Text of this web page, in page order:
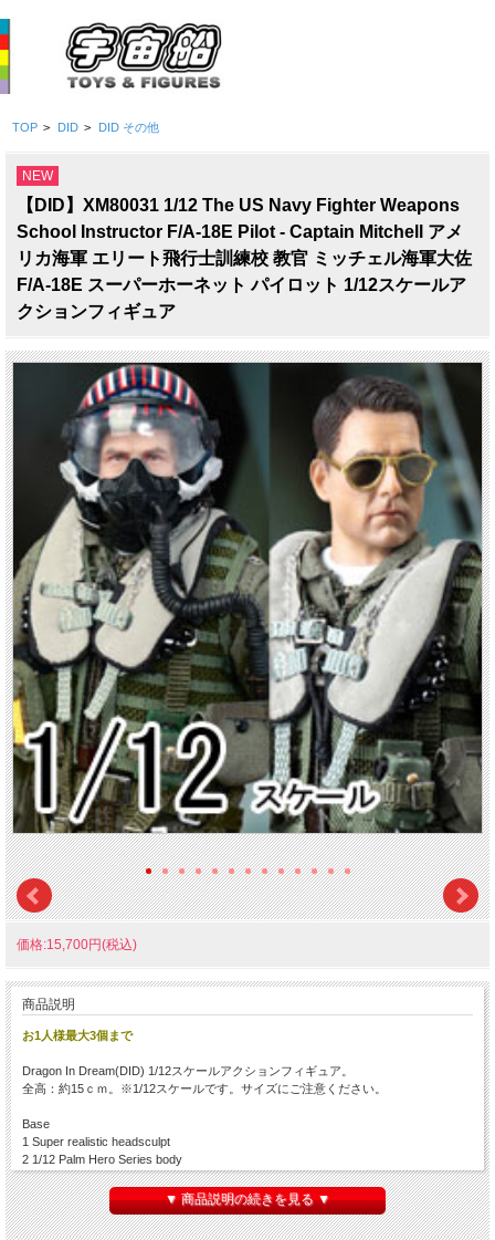
TOP > DID > DID その他
NEW
【DID】XM80031 1/12 The US Navy Fighter Weapons
School Instructor F/A-18E Pilot - Captain Mitchell アメ
リカ海軍 エリート飛行士訓練校 教官 ミッチェル海軍大佐
F/A-18E スーパーホーネット パイロット 1/12スケールア
クションフィギュア
価格:15,700円(税込)
商品説明
お1人様最大3個まで
Dragon In Dream(DID) 1/12スケールアクションフィギュア。
全高：約15ｃｍ。※1/12スケールです。サイズにご注意ください。
Base
1 Super realistic headsculpt
2 1/12 Palm Hero Series body
3 Left palms X3 + right palms X3
Outfits
4 Fighter pilots helmet & flight helmet bag
▼ 商品説明の続きを見る ▼